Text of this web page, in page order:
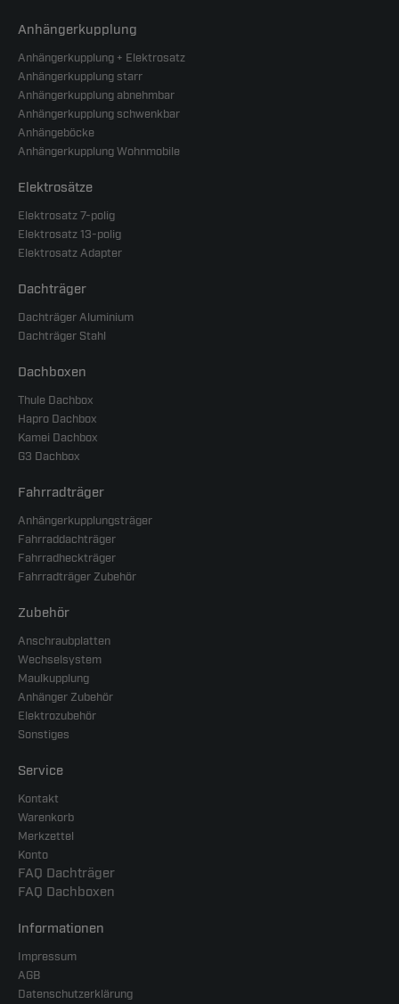
Anhängerkupplung
Anhängerkupplung + Elektrosatz
Anhängerkupplung starr
Anhängerkupplung abnehmbar
Anhängerkupplung schwenkbar
Anhängeböcke
Anhängerkupplung Wohnmobile
Elektrosätze
Elektrosatz 7-polig
Elektrosatz 13-polig
Elektrosatz Adapter
Dachträger
Dachträger Aluminium
Dachträger Stahl
Dachboxen
Thule Dachbox
Hapro Dachbox
Kamei Dachbox
G3 Dachbox
Fahrradträger
Anhängerkupplungsträger
Fahrraddachträger
Fahrradheckträger
Fahrradträger Zubehör
Zubehör
Anschraubplatten
Wechselsystem
Maulkupplung
Anhänger Zubehör
Elektrozubehör
Sonstiges
Service
Kontakt
Warenkorb
Merkzettel
Konto
FAQ Dachträger
FAQ Dachboxen
Informationen
Impressum
AGB
Datenschutzerklärung